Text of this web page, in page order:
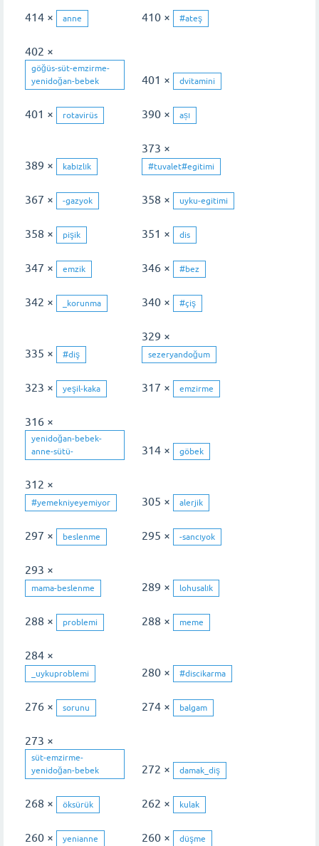
414 × anne 410 × #ateş
402 ×
göğüs-süt-emzirme-
yenidoğan-bebek
401 × dvitamini
401 × rotavirüs 390 × așı
389 × kabızlık
373 ×
#tuvalet#egitimi
367 × -gazyok 358 × uyku-egitimi
358 × pişik 351 × dis
347 × emzik 346 × #bez
342 × _korunma 340 × #çiş
335 × #diş
329 ×
sezeryandoğum
323 × yeşil-kaka 317 × emzirme
316 ×
yenidoğan-bebek-
anne-sütü-
314 × göbek
312 ×
#yemekniyeyemiyor 305 × alerjik
297 × beslenme 295 × -sancıyok
293 ×
mama-beslenme 289 × lohusalık
288 × problemi 288 × meme
284 ×
_uykuproblemi 280 × #discikarma
276 × sorunu 274 × balgam
273 ×
süt-emzirme-
yenidoğan-bebek
272 × damak_diş
268 × öksürük 262 × kulak
260 × yenianne 260 × düşme